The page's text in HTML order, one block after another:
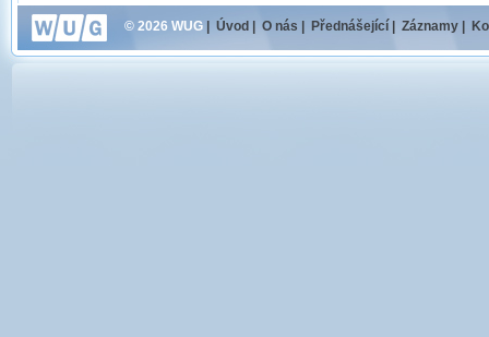
© 2026 WUG Úvod O nás Přednášející Záznamy